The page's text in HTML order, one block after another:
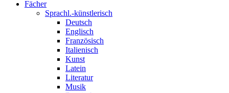
Fächer
Sprachl.-künstlerisch
Deutsch
Englisch
Französisch
Italienisch
Kunst
Latein
Literatur
Musik